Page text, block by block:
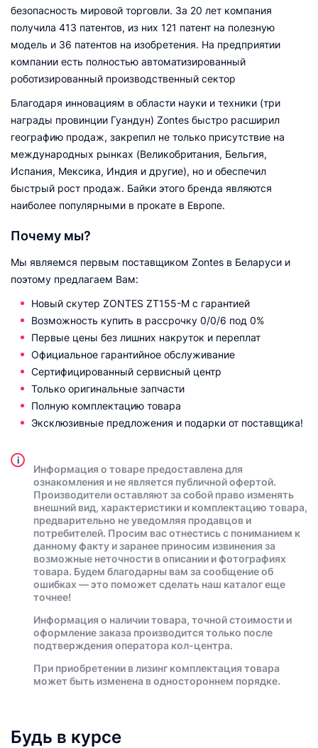
безопасность мировой торговли. За 20 лет компания
получила 413 патентов, из них 121 патент на полезную
модель и 36 патентов на изобретения. На предприятии
компании есть полностью автоматизированный
роботизированный производственный сектор
Благодаря инновациям в области науки и техники (три
награды провинции Гуандун) Zontes быстро расширил
географию продаж, закрепил не только присутствие на
международных рынках (Великобритания, Бельгия,
Испания, Мексика, Индия и другие), но и обеспечил
быстрый рост продаж. Байки этого бренда являются
наиболее популярными в прокате в Европе.
Почему мы?
Мы являемся первым поставщиком Zontes в Беларуси и
поэтому предлагаем Вам:
Новый cкутер ZONTES ZT155-M с гарантией
Возможность купить в рассрочку 0/0/6 под 0%
Первые цены без лишних накруток и переплат
Официальное гарантийное обслуживание
Сертифицированный сервисный центр
Только оригинальные запчасти
Полную комплектацию товара
Эксклюзивные предложения и подарки от поставщика!
i
Информация о товаре предоставлена для
ознакомления и не является публичной офертой.
Производители оставляют за собой право изменять
внешний вид, характеристики и комплектацию товара,
предварительно не уведомляя продавцов и
потребителей. Просим вас отнестись с пониманием к
данному факту и заранее приносим извинения за
возможные неточности в описании и фотографиях
товара. Будем благодарны вам за сообщение об
ошибках — это поможет сделать наш каталог еще
точнее!
Информация о наличии товара, точной стоимости и
оформление заказа производится только после
подтверждения оператора кол-центра.
При приобретении в лизинг комплектация товара
может быть изменена в одностороннем порядке.
Будь в курсе